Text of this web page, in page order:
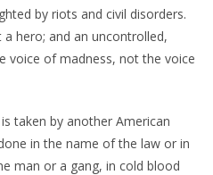
by riots and civil disorders.
hero; and an uncontrolled,
voice of madness, not the voice
taken by another American
in the name of the law or in
man or a gang, in cold blood